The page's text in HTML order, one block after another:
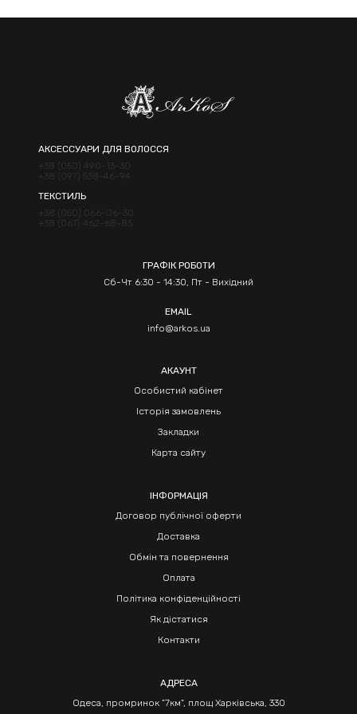
АКСЕССУАРИ ДЛЯ ВОЛОССЯ
+38 (050) 490-13-30
+38 (097) 538-46-94
ТЕКСТИЛЬ
+38 (050) 066-06-30
+38 (067) 462-68-83
ГРАФІК РОБОТИ
Сб-Чт 6:30 - 14:30, Пт - Вихідний
EMAIL
info@arkos.ua
АКАУНТ
Особистий кабінет
Історія замовлень
Закладки
Карта сайту
ІНФОРМАЦІЯ
Договор публічної оферти
Доставка
Обмін та повернення
Оплата
Політика конфіденційності
Як дістатися
Контакти
АДРЕСА
Одеса, промринок "7км", площ Харківська, 330